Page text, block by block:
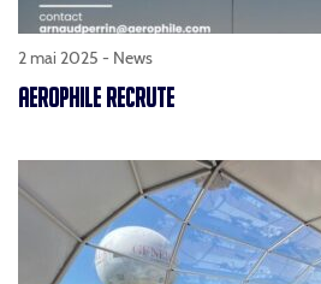
2 mai 2025 - News
AEROPHILE RECRUTE